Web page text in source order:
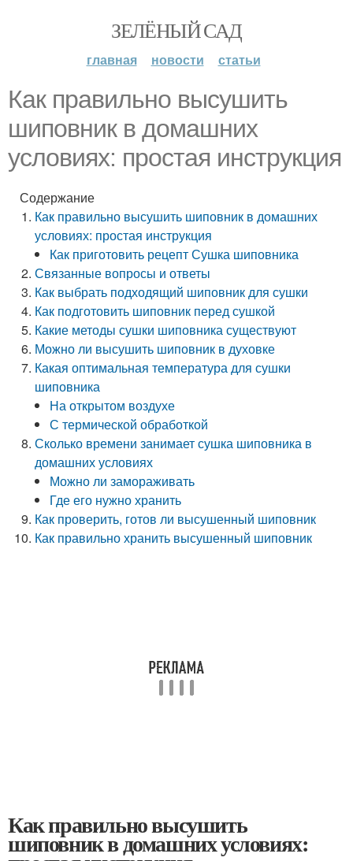
ЗЕЛЁНЫЙ САД
главная новости статьи
Как правильно высушить
шиповник в домашних
условиях: простая инструкция
Содержание
Как правильно высушить шиповник в домашних
условиях: простая инструкция
Как приготовить рецепт Сушка шиповника
Связанные вопросы и ответы
Как выбрать подходящий шиповник для сушки
Как подготовить шиповник перед сушкой
Какие методы сушки шиповника существуют
Можно ли высушить шиповник в духовке
Какая оптимальная температура для сушки
шиповника
На открытом воздухе
С термической обработкой
Сколько времени занимает сушка шиповника в
домашних условиях
Можно ли замораживать
Где его нужно хранить
Как проверить, готов ли высушенный шиповник
Как правильно хранить высушенный шиповник
Как правильно высушить
шиповник в домашних условиях: